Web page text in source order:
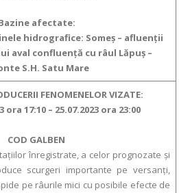
afectate:
hidrografice: Someș – afluenții
aval confluență cu râul Lăpuș –
S.H. Satu Mare
FENOMENELOR VIZATE:
ora 17:10 – 25.07.2023 ora 23:00
COD GALBEN
înregistrate, a celor prognozate şi
scurgeri importante pe versanţi,
pe râurile mici cu posibile efecte de